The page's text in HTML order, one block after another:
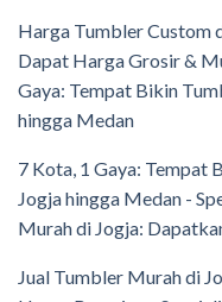
Harga Tumbler Custom
Dapat Harga Grosir &
Gaya: Tempat Bikin
hingga Medan
7 Kota, 1 Gaya: Tempat
Jogja hingga Medan -
Murah di Jogja:
Jual Tumbler Murah di